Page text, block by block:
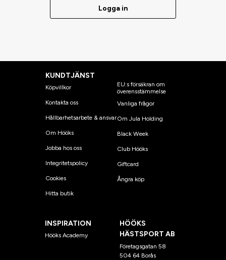
Logga in
KUNDTJÄNST
Köpvillkor
Kontakta oss
Hållbarhetsarbete & ansvar
Om Hööks
Jobba hos oss
Integritetspolicy
Cookies
Hitta butik
EU:s försäkran om
överensstämmelse
Vanliga frågor
Om Jula Holding
Black Week
Club Hööks
Giftcard
Ångra köp
INSPIRATION
Hööks Academy
HÖÖKS
HÄSTSPORT AB
Företagsgatan 58
504 64 Borås